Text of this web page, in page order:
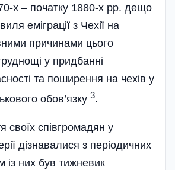
х – початку 1880-х рр. дещо
еміграції з Чехії на
причинами цього
у придбанні
та поширення на чехів у
обов’язку 3.
своїх співгромадян у
дізнавалися з періодичних
них був тижневик